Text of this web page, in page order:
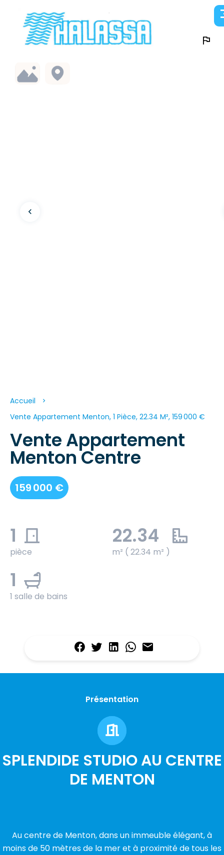
Accueil
Vente Appartement Menton, 1 Pièce, 22.34 M², 159 000 €
Vente Appartement
Menton Centre
159 000 €
1
pièce
22.34
m² ( 22.34 m² )
1
1 salle de bains
Présentation
SPLENDIDE STUDIO AU CENTRE
DE MENTON
Au centre de Menton, dans un immeuble élégant, à
moins de 50 mètres de la mer et à proximité de tous les